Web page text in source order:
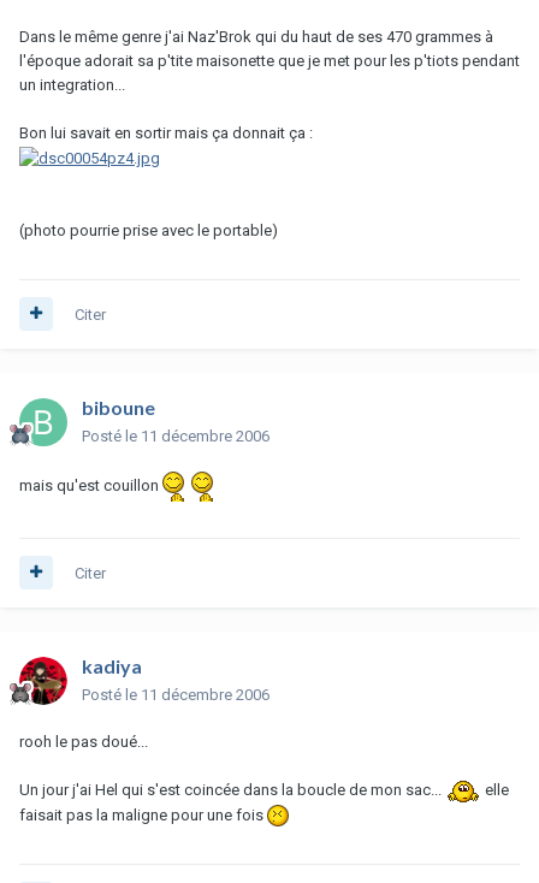
Dans le même genre j'ai Naz'Brok qui du haut de ses 470 grammes à
l'époque adorait sa p'tite maisonette que je met pour les p'tiots pendant
un integration...
Bon lui savait en sortir mais ça donnait ça :
(photo pourrie prise avec le portable)
Citer
biboune
Posté le 11 décembre 2006
mais qu'est couillon
Citer
kadiya
Posté le 11 décembre 2006
rooh le pas doué...
Un jour j'ai Hel qui s'est coincée dans la boucle de mon sac...
elle
faisait pas la maligne pour une fois